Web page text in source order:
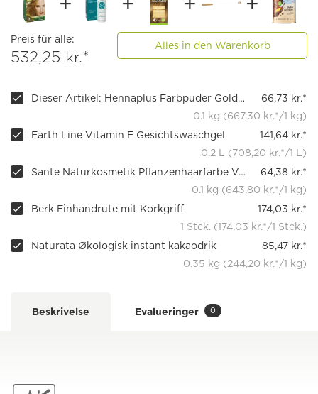
Preis für alle:
532,25 kr.*
Alles in den Warenkorb
Dieser Artikel: Hennaplus Farbpuder Goldblond 50
66,73 kr.*
0.1 kg (667,30 kr.*/1 kg)
Earth Line Vitamin E Gesichtswaschgel
141,64 kr.*
0.2 L (708,20 kr.*/1 L)
Sante Naturkosmetik Pflanzenhaarfarbe Vanilleblond
64,38 kr.*
0.1 kg (643,80 kr.*/1 kg)
Berk Einhandrute mit Korkgriff
174,03 kr.*
1 Stck. (174,03 kr.*/1 Stck.)
Naturata Økologisk instant kakaodrik
85,47 kr.*
0.35 kg (244,20 kr.*/1 kg)
Beskrivelse Evalueringer 0